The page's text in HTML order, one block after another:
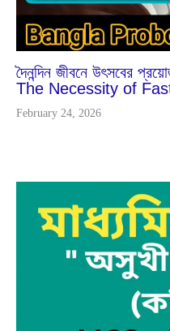
দৈনন্দিন জীবনে উৎসবের
The Necessity of
February 24, 2026
4